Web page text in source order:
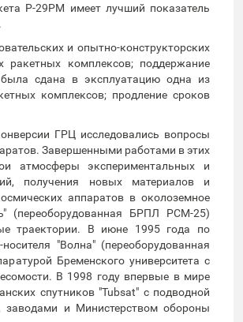
Р-29РМ имеет лучший показатель
и опытно-конструкторских
комплексов; поддержание
сдана в эксплуатацию одна из
комплексов; продление сроков
ГРЦ исследовались вопросы
Завершенными работами в этих
атмосферы экспериментальных и
получения новых материалов и
аппаратов в околоземное
(переоборудованная БРПЛ РСМ-25)
траектории. В июне 1995 года по
"Волна" (переоборудованная
Бременского университета с
В 1998 году впервые в мире
спутников "Tubsat" с подводной
заводами и Министерством обороны